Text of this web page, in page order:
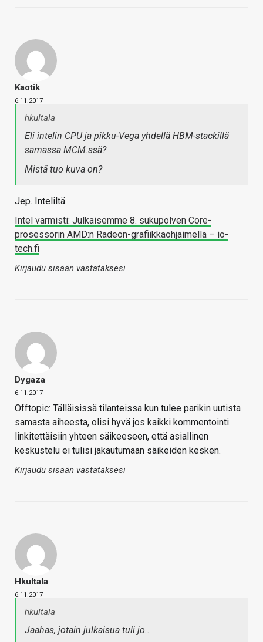
Kaotik
6.11.2017
hkultala
Eli intelin CPU ja pikku-Vega yhdellä HBM-stackillä
samassa MCM:ssä?
Mistä tuo kuva on?
Jep. Inteliltä.
Intel varmisti: Julkaisemme 8. sukupolven Core-
prosessorin AMD:n Radeon-grafiikkaohjaimella – io-
tech.fi
Kirjaudu sisään vastataksesi
Dygaza
6.11.2017
Offtopic: Tälläisissä tilanteissa kun tulee parikin uutista
samasta aiheesta, olisi hyvä jos kaikki kommentointi
linkitettäisiin yhteen säikeeseen, että asiallinen
keskustelu ei tulisi jakautumaan säikeiden kesken.
Kirjaudu sisään vastataksesi
Hkultala
6.11.2017
hkultala
Jaahas, jotain julkaisua tuli jo..